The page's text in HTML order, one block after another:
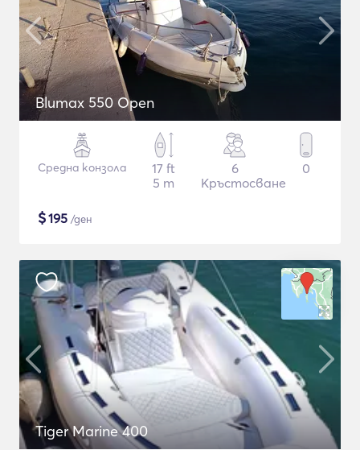
Blumax 550 Open
Средна конзола
17 ft
5 m
6
Кръстосване
0
$195 /ден
Tiger Marine 400